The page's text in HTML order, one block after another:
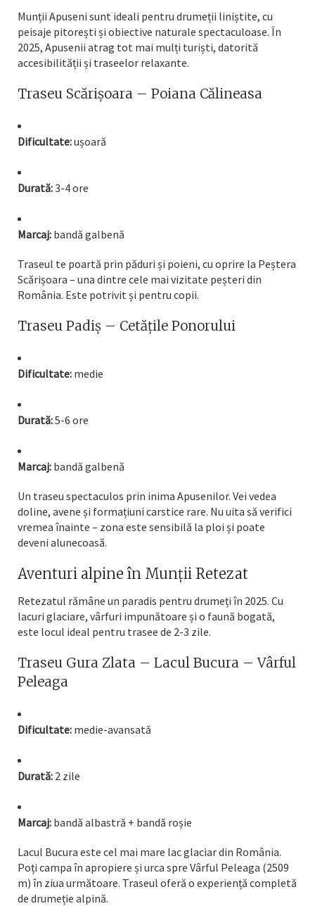
Munții Apuseni sunt ideali pentru drumeții liniștite, cu
peisaje pitorești și obiective naturale spectaculoase. În
2025, Apusenii atrag tot mai mulți turiști, datorită
accesibilității și traseelor relaxante.
Traseu Scărișoara – Poiana Călineasa
Dificultate:ușoară
Durată:3-4 ore
Marcaj: bandă galbenă
Traseul te poartă prin păduri și poieni, cu oprire la Peștera
Scărișoara – una dintre cele mai vizitate peșteri din
România. Este potrivit și pentru copii.
Traseu Padiș – Cetățile Ponorului
Dificultate: medie
Durată:5-6 ore
Marcaj: bandă galbenă
Un traseu spectaculos prin inima Apusenilor. Vei vedea
doline, avene și formațiuni carstice rare. Nu uita să verifici
vremea înainte – zona este sensibilă la ploi și poate
deveni alunecoasă.
Aventuri alpine în Munții Retezat
Retezatul rămâne un paradis pentru drumeți în 2025. Cu
lacuri glaciare, vârfuri impunătoare și o faună bogată,
este locul ideal pentru trasee de 2-3 zile.
Traseu Gura Zlata – Lacul Bucura – Vârful
Peleaga
Dificultate: medie-avansată
Durată: 2 zile
Marcaj: bandă albastră + bandă roșie
Lacul Bucura este cel mai mare lac glaciar din România.
Poți campa în apropiere și urca spre Vârful Peleaga (2509
m) în ziua următoare. Traseul oferă o experiență completă
de drumeție alpină.